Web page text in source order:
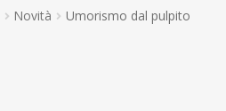
Novità Umorismo dal pulpito